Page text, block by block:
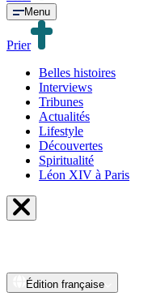
Menu
Prier
Belles histoires
Interviews
Tribunes
Actualités
Lifestyle
Découvertes
Spiritualité
Léon XIV à Paris
Édition française